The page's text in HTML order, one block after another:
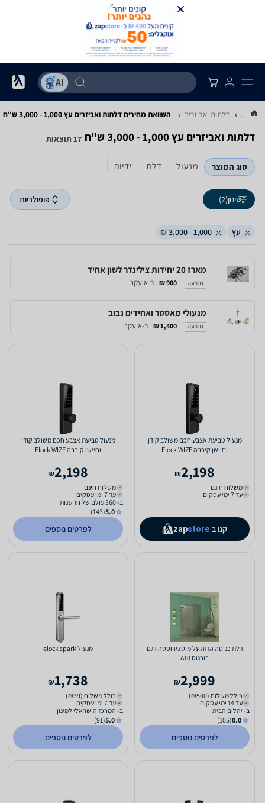
... דלתות ואביזרים השוואת מחירים דלתות ואביזרים ‏עץ ‏1,000 - 3,000 ‏ש"ח
דלתות ואביזרים ‏עץ ‏1,000 - 3,000 ‏ש"ח 17 תוצאות
סוג המוצר מנעול דלת ידיות
סינון(2) פופולריות
עץ 1,000 - 3,000 ₪
מארז 20 יחידות צילינדר לשון אחיד
מודעה 900 ₪ ב-א.עקנין
מנעולי מאסטר ואחידים נבוב
מודעה 1,400 ₪ ב-א.עקנין
מנעול טביעת אצבע חכם משולב קודן
וחיישן קירבה Elock WIZE
2,198
₪
משלוח חינם
עד 7 ימי עסקים
קנו ב- zapstore
מנעול טביעת אצבע חכם משולב קודן
וחיישן קירבה Elock WIZE
2,198
₪
משלוח חינם
עד 7 ימי עסקים
ב- 360 עולם של חדשנות
5.0
(143)
לפרטים נוספים
דלת כניסה הזזה על מוט נירוסטה דגם
בורגוס A10
2,999
₪
כולל משלוח (₪500)
עד 14 ימי עסקים
ב- יהלום הבית
0.0
(105)
לפרטים נוספים
מנעול elock spark
1,738
₪
כולל משלוח (₪39)
עד 7 ימי עסקים
ב- המרכז הישראלי למיגון
5.0
(91)
לפרטים נוספים